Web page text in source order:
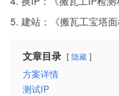
5. 建站：《搬瓦工宝塔
文章目录 隐藏
方案详情
测试IP